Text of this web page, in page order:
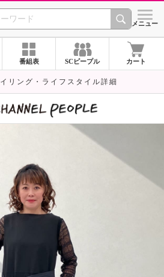
CHANNEL シメニュー
番組表 SCピープル カート
リング・ライフスタイル詳細